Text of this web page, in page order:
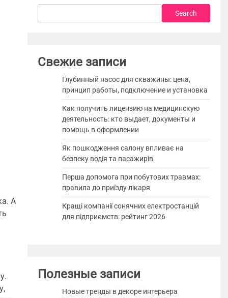
А
Search
Свежие записи
Глубинный насос для скважины: цена,
принцип работы, подключение и установка
Как получить лицензию на медицинскую
деятельность: кто выдает, документы и
помощь в оформлении
Як пошкодження салону впливає на
безпеку водія та пасажирів
Перша допомога при побутових травмах:
правила до приїзду лікаря
Кращі компанії сонячних електростанцій
для підприємств: рейтинг 2026
Полезные записи
Новые тренды в декоре интерьера